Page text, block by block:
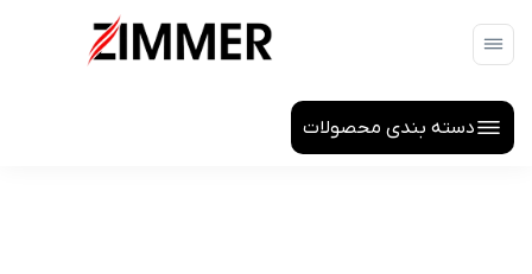
دسته بندی محصولات